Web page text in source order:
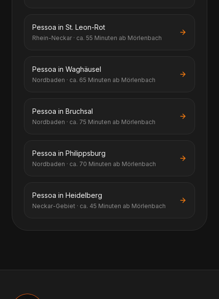
Pessoa in St. Leon-Rot
Rhein-Neckar · ca. 55 Minuten ab Mörlenbach
Pessoa in Waghäusel
Nordbaden · ca. 65 Minuten ab Mörlenbach
Pessoa in Bruchsal
Nordbaden · ca. 75 Minuten ab Mörlenbach
Pessoa in Philippsburg
Nordbaden · ca. 70 Minuten ab Mörlenbach
Pessoa in Heidelberg
Neckar-Gebiet · ca. 45 Minuten ab Mörlenbach